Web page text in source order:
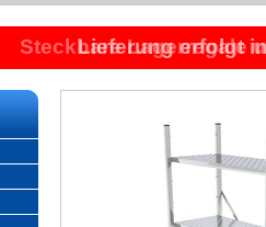
Steckbare Lagerregale
Lieferung erfolgt